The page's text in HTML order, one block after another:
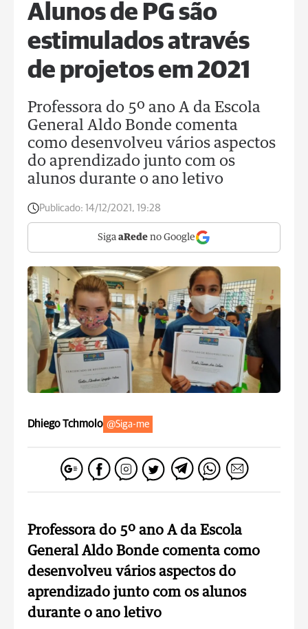
Alunos de PG são
estimulados através
de projetos em 2021
Professora do 5º ano A da Escola
General Aldo Bonde comenta
como desenvolveu vários aspectos
do aprendizado junto com os
alunos durante o ano letivo
Publicado: 14/12/2021, 19:28
Siga aRede no Google
Dhiego Tchmolo @Siga-me
Professora do 5º ano A da Escola
General Aldo Bonde comenta como
desenvolveu vários aspectos do
aprendizado junto com os alunos
durante o ano letivo